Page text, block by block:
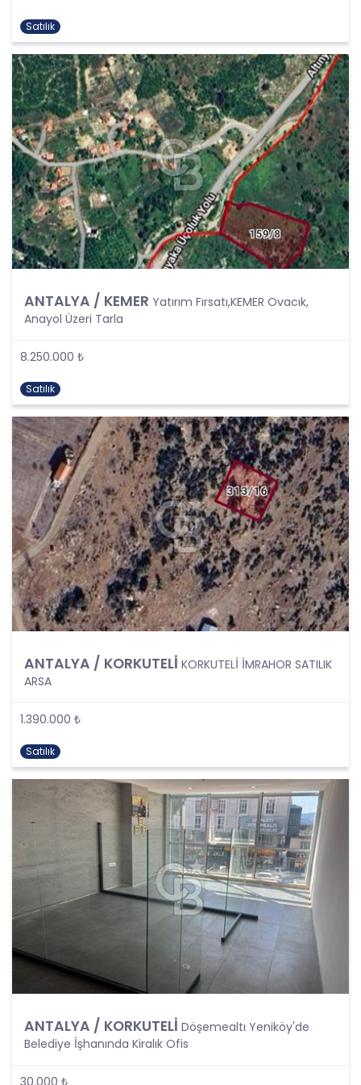
yurtdışına aktarılması konusunda KVK Kanunu’nda
öngörülen özel hükümler de dikkate alınarak
kişisel veri işleme faaliyetleri yerine getirilecek;
yukarıda belirtilen hususların yanında bu
durumlarda kanunun aradığı özel gereklilikler de
yerine getirilerek kişisel veri işleme faaliyetleri
gerçekleştirilecektir.
KİŞİSEL VERİLERİN İŞLENME
ŞARTLARI
1. Kişisel Verilerin Tespiti ve İşlenmesi
KVKK uyarınca, kişisel veri “Kimliği belirli veya
belirlenebilir gerçek kişiye ilişkin her türlü bilgi”
ad, soyad, doğum yeri, doğum tarihi gibi kişilerin
tanınmasını ve teşhisini sağlayan bilgilerden
ibaret olmayıp ayrıca kişilerin fiziksel, sosyal,
kapsamaktadır.
Kişinin kimlik bilgilerine ek olarak, vatandaşlık
numarası, vergi numarası, pasaport numarası,
sosyal güvenlik numarası, sürücü belgesi
numarası, taşıt plakası, ev adresi, iş adresi, e-
posta adresi, telefon numarası, faks numarası,
özgeçmişi, fotoğrafı, videosu, genetik bilgileri, kan
grubu, kriminal geçmişi ve adli sicil bilgileri gibi
kişinin belirli veya belirlenebilir olmasını sağlayan
tüm bilgiler kişisel veri niteliği taşımaktadır ve
kişisel verilerin korunması kapsamına girmektedir.
Bu tanım uyarınca, CB Gayrimenkul Franchising
Pazarlama ve Danışmanlık Hizmetleri A.Ş. iş
ortakları, çalışanları ve müşterileri başta olmak
üzere üçüncü kişiler de dahil, topladıkları tüm
verilerin kişisel veri kapsamına girip girmediğini
uygun olarak işleyecektir.
Kişisel verilerin işlenmesi; tamamen veya kısmen
sisteminin parçası olmak kaydıyla otomatik
depolanması, muhafaza edilmesi, değiştirilmesi,
yeniden düzenlenmesi, açıklanması, aktarılması,
elde edilebilir hale getirilmesi, sınıflandırılması
veya kullanılmasının engellenmesi gibi veriler
üzerinde gerçekleştirilen her türlü işlemi
CB Gayrimenkul Franchising Pazarlama ve
Danışmanlık Hizmetleri A.Ş.; KVKK uyarınca kişisel
verileri ancak ilgili kişilerin açık rızası ile işleyecektir
Ancak, aşağıdaki şartlardan herhangi birinin var
olması halinde, açık rıza aranmaksın kişisel
verilerin işlenmesi mümkündür:
Kanunlarda açıkça öngörülmesi,
Fiili imkansızlık nedeni ile rızasını açıklayamayacak
tanınmayan kişilerin kendileri veya bir başkasının
hayatı veya beden bütünlüğünün korunması için
Bir sözleşmenin kurulması veya ifasıyla doğrudan
Satılık
ANTALYA / KEMER Yatırım Fırsatı,KEMER Ovacık,
Anayol Üzeri Tarla
8.250.000 ₺
Satılık
ANTALYA / KORKUTELİ KORKUTELİ İMRAHOR SATILIK
ARSA
1.390.000 ₺
Satılık
ANTALYA / KORKUTELİ Döşemealtı Yeniköy'de
Belediye İşhanında Kiralık Ofis
30.000 ₺